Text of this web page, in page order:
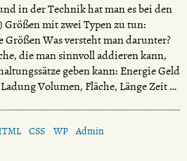
in der Technik hat man es bei den
mit zwei Typen zu tun:
Was versteht man darunter?
die man sinnvoll addieren kann,
geben kann: Energie Geld
Volumen, Fläche, Länge Zeit …
CSS WP Admin